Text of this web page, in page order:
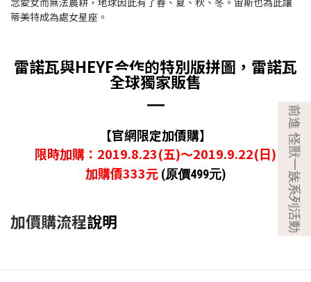
蒂美特成為處女星座。
雷諾瓦與HEYE合作的特別版拼圖，雷諾瓦
全球獨家販售
【官網限定加價購】
限時加購：2019.8.23(五)～2019.9.22(日)
加購價333元 (原價499元)
加價購流程說明